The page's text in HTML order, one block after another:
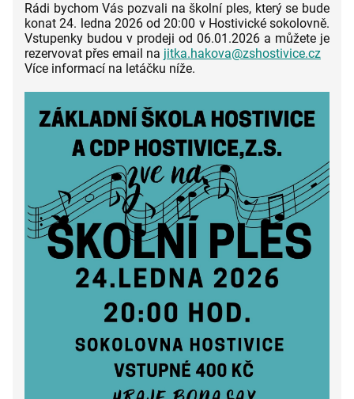
Rádi bychom Vás pozvali na školní ples, který se bude
konat 24. ledna 2026 od 20:00 v Hostivické sokolovně.
Vstupenky budou v prodeji od 06.01.2026 a můžete je
rezervovat přes email na jitka.hakova@zshostivice.cz
Více informací na letáčku níže.